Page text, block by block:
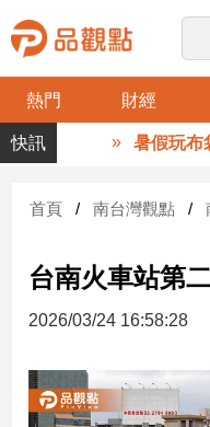
熱門 財經
品
觀
財
台
財
新
聞
暑假玩布袋
首頁 南台灣觀點
台南火車站第
2026/03/24 16:58:28